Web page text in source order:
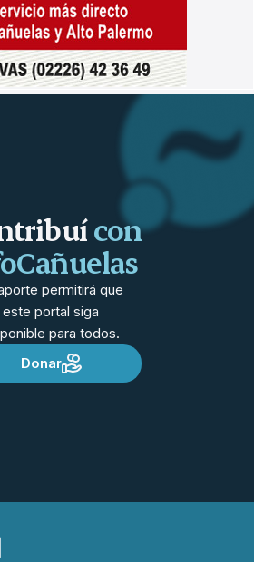
con
permitirá que
este portal siga
para todos.
Donar